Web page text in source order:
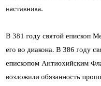
наставника.
В 381 году святой епископ
его во диакона. В 386 году
епископом Антиохийским
возложили обязанность